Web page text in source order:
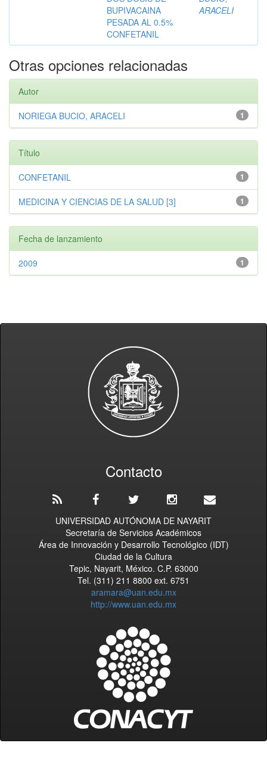
BUPIVACAINA
PESADA AL 0.5%
CONFETANIL
ARACELI
Otras opciones relacionadas
Autor
1
NORIEGA BUCIO, ARACELI
Título
1
CONFETANIL
1
MEDICINA Y CIENCIAS DE LA SALUD [3]
Fecha de lanzamiento
1
2009
Contacto
UNIVERSIDAD AUTÓNOMA DE NAYARIT
Secretaría de Servicios Académicos
Área de Innovación y Desarrollo Tecnológico (IDT)
Ciudad de la Cultura
Tepic, Nayarit, México. C.P. 63000
Tel. (311) 211 8800 ext. 6751
aramara@uan.edu.mx
http://www.uan.edu.mx